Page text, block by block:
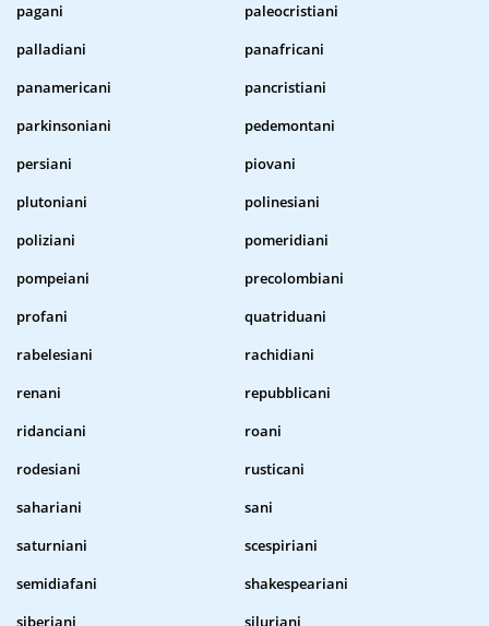
pagani
paleocristiani
palladiani
panafricani
panamericani
pancristiani
parkinsoniani
pedemontani
persiani
piovani
plutoniani
polinesiani
poliziani
pomeridiani
pompeiani
precolombiani
profani
quatriduani
rabelesiani
rachidiani
renani
repubblicani
ridanciani
roani
rodesiani
rusticani
sahariani
sani
saturniani
scespiriani
semidiafani
shakespeariani
siberiani
siluriani